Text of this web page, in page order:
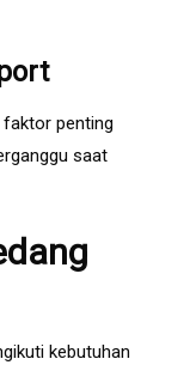
faktor penting
saat
kebutuhan